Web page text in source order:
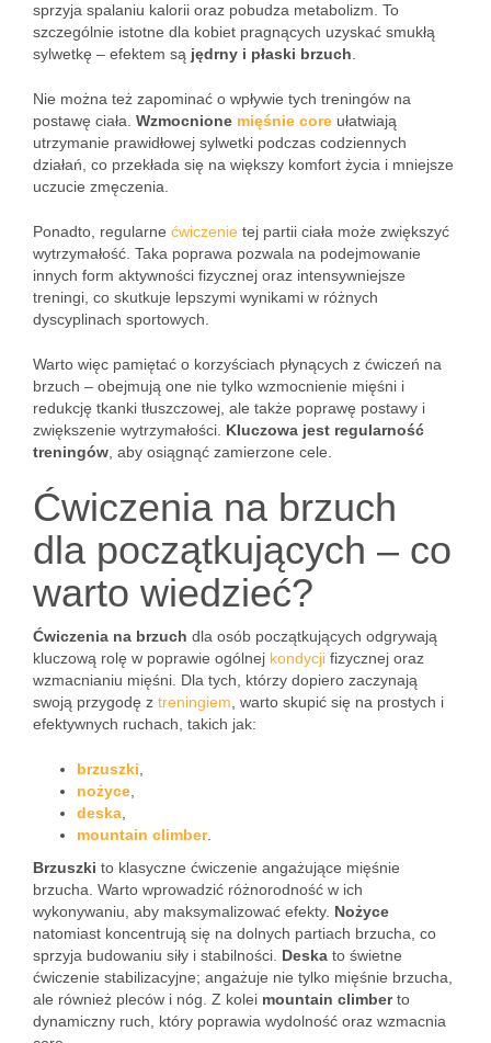
sprzyja spalaniu kalorii oraz pobudza metabolizm. To
szczególnie istotne dla kobiet pragnących uzyskać smukłą
sylwetkę – efektem są jędrny i płaski brzuch
Nie można też zapominać o wpływie tych treningów na
postawę ciała. Wzmocnione mięśnie core ułatwiają
utrzymanie prawidłowej sylwetki podczas codziennych
działań, co przekłada się na większy komfort życia i mniejsze
uczucie zmęczenia.
Ponadto, regularne ćwiczenie tej partii ciała może zwiększyć
wytrzymałość. Taka poprawa pozwala na podejmowanie
innych form aktywności fizycznej oraz intensywniejsze
treningi, co skutkuje lepszymi wynikami w różnych
dyscyplinach sportowych.
Warto więc pamiętać o korzyściach płynących z ćwiczeń na
brzuch – obejmują one nie tylko wzmocnienie mięśni i
redukcję tkanki tłuszczowej, ale także poprawę postawy i
zwiększenie wytrzymałości. Kluczowa jest regularność
treningów , aby osiągnąć zamierzone cele.
Ćwiczenia na brzuch
dla początkujących – co
warto wiedzieć?
Ćwiczenia na brzuch dla osób początkujących odgrywają
kluczową rolę w poprawie ogólnej kondycji fizycznej oraz
wzmacnianiu mięśni. Dla tych, którzy dopiero zaczynają
swoją przygodę z treningiem , warto skupić się na prostych i
efektywnych ruchach, takich jak:
brzuszki
nożyce
deska
mountain climber.
Brzuszki to klasyczne ćwiczenie angażujące mięśnie
brzucha. Warto wprowadzić różnorodność w ich
wykonywaniu, aby maksymalizować efekty. Nożyce
natomiast koncentrują się na dolnych partiach brzucha, co
sprzyja budowaniu siły i stabilności. Deska to świetne
ćwiczenie stabilizacyjne; angażuje nie tylko mięśnie brzucha,
ale również pleców i nóg. Z kolei mountain climberto
dynamiczny ruch, który poprawia wydolność oraz wzmacnia